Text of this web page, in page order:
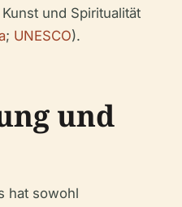
und Spiritualität
; UNESCO).
und
hat sowohl